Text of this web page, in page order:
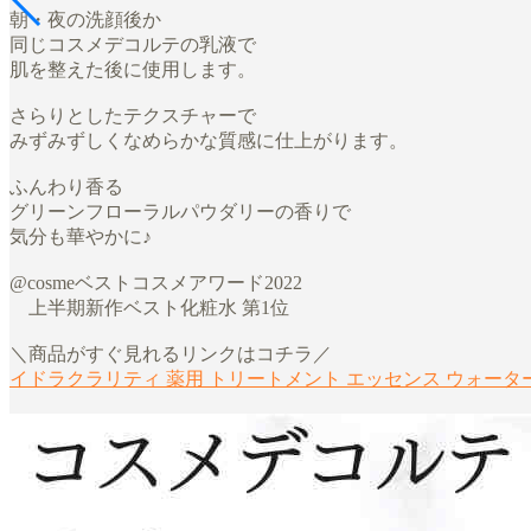
朝・夜の洗顔後か
同じコスメデコルテの乳液で
肌を整えた後に使用します。
さらりとしたテクスチャーで
みずみずしくなめらかな質感に仕上がります。
ふんわり香る
グリーンフローラルパウダリーの香りで
気分も華やかに♪
@cosmeベストコスメアワード2022
上半期新作ベスト化粧水 第1位
＼商品がすぐ見れるリンクはコチラ／
イドラクラリティ 薬用 トリートメント エッセンス ウォータ